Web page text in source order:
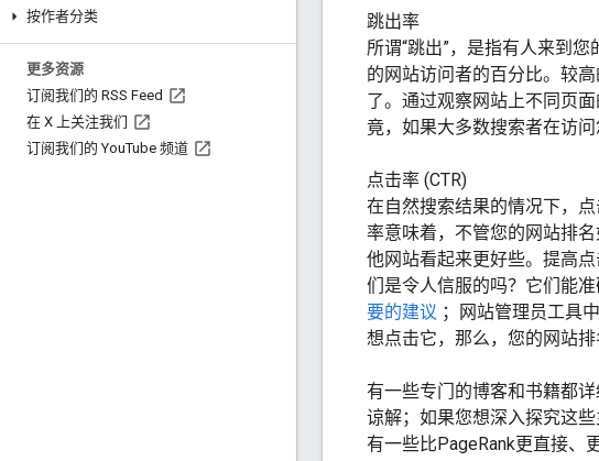
按作者分类
更多资源
订阅我们的 RSS Feed
在 X 上关注我们
订阅我们的 YouTube 频道
跳出率
所谓“跳出”，是指有人来到
的网站访问者的百分比。较
了。通过观察网站上不同页
竟，如果大多数搜索者在访
点击率 (CTR)
在自然搜索结果的情况下，
率意味着，不管您的网站排
他网站看起来更好些。提高
们是令人信服的吗？它们能
要的建议 ；网站管理员工具
想点击它，那么，您的网站排
有一些专门的博客和书籍都
谅解；如果您想深入探究这
有一些比PageRank更直接、